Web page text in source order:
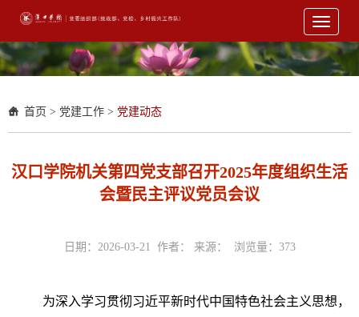
Toggle
首页 > 党建工作 > 党建动态
汉口学院机关第四党支部召开2025年度组织生活
会暨民主评议党员会议
日期：2026-03-21 作者： 来源： 浏览量： 373
为深入学习贯彻习近平新时代中国特色社会主义思想，